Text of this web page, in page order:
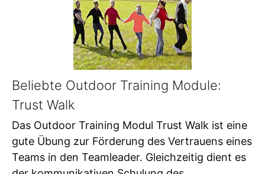
Beliebte Outdoor Training Module:
Trust Walk
Das Outdoor Training Modul Trust Walk ist eine
gute Übung zur Förderung des Vertrauens eines
Teams in den Teamleader. Gleichzeitig dient es